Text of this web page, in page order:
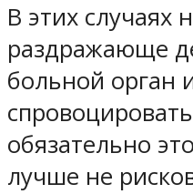
В этих случаях
раздражающе
больной орган
обязательно
лучше не